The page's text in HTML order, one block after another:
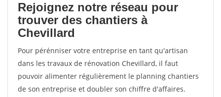
Rejoignez notre réseau pour
trouver des chantiers à
Chevillard
Pour pérénniser votre entreprise en tant qu'artisan
dans les travaux de rénovation Chevillard, il faut
pouvoir alimenter régulièrement le planning chantiers
de son entreprise et doubler son chiffre d'affaires.